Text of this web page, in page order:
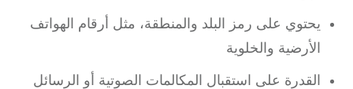
يحتوي على رمز البلد والمنطقة، مثل أرقام الهواتف
الأرضية والخلوية
القدرة على استقبال المكالمات الصوتية أو الرسائل